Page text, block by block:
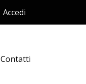
Accedi
Contatti